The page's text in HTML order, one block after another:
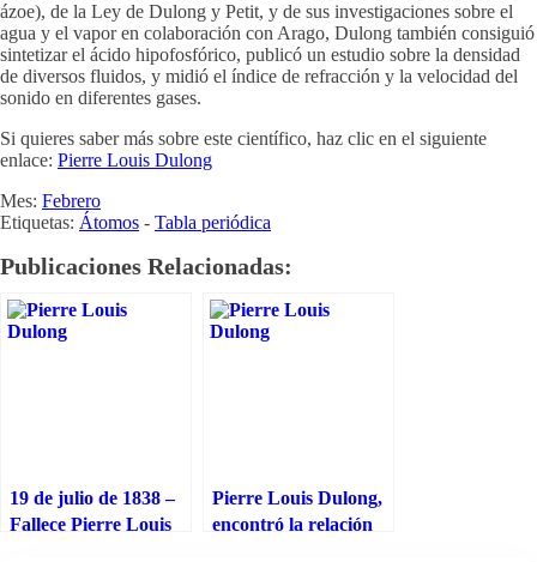
ázoe), de la Ley de Dulong y Petit, y de sus investigaciones sobre el
agua y el vapor en colaboración con Arago, Dulong también consiguió
sintetizar el ácido hipofosfórico, publicó un estudio sobre la densidad
de diversos fluidos, y midió el índice de refracción y la velocidad del
sonido en diferentes gases.
Si quieres saber más sobre este científico, haz clic en el siguiente
enlace: Pierre Louis Dulong
Mes: Febrero
Etiquetas: Átomos - Tabla periódica
Publicaciones Relacionadas:
19 de julio de 1838 –
Fallece Pierre Louis
Pierre Louis Dulong,
encontró la relación